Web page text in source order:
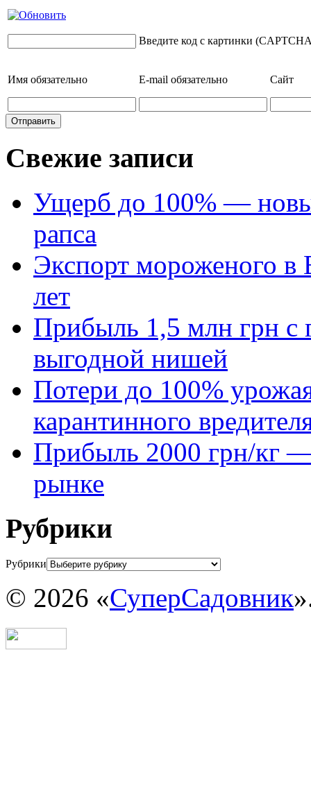
Введите код с картинки
Имя обязательно E-mail обязательно Сайт
Свежие записи
Ущерб до 100% —
рапса
Экспорт мороженого в
лет
Прибыль 1,5 млн грн с
выгодной нишей
Потери до 100%
карантинного
Прибыль 2000 грн/кг —
рынке
Рубрики
Рубрики
© 2026 «СуперСадовник